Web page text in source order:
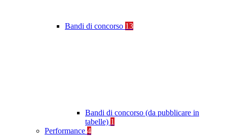
Bandi di concorso 13
Bandi di concorso (da pubblicare in
tabelle) 1
Performance 4